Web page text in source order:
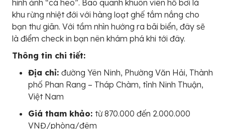
hình ảnh “cá heo”. Bao quanh khuôn viên hồ bơi là
khu rừng nhiệt đới với hàng loạt ghế tắm nắng cho
bạn thư giãn. Với tầm nhìn hướng ra bãi biển, đây sẽ
là điểm check in bạn nên khám phá khi tới đây.
Thông tin chi tiết:
Địa chỉ: đường Yên Ninh, Phường Văn Hải, Thành
phố Phan Rang – Tháp Chàm, tỉnh Ninh Thuận,
Việt Nam
Giá tham khảo: từ 870.000 đến 2.000.000
VNĐ/phòng/đêm